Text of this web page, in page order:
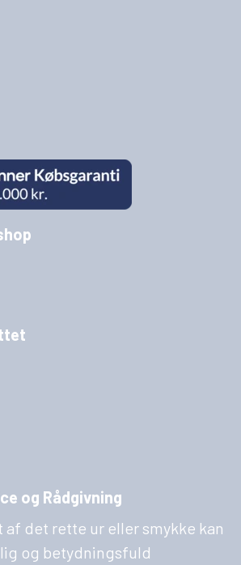
og Rådgivning
af det rette ur eller smykke kan
og betydningsfuld